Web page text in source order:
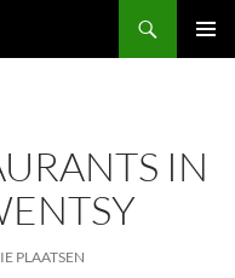
IN
PLAATSEN